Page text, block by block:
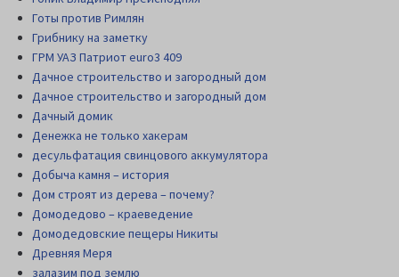
Готы против Римлян
Грибнику на заметку
ГРМ УАЗ Патриот euro3 409
Дачное строительство и загородный дом
Дачное строительство и загородный дом
Дачный домик
Денежка не только хакерам
десульфатация свинцового аккумулятора
Добыча камня – история
Дом строят из дерева – почему?
Домодедово – краеведение
Домодедовские пещеры Никиты
Древняя Меря
залазим под землю